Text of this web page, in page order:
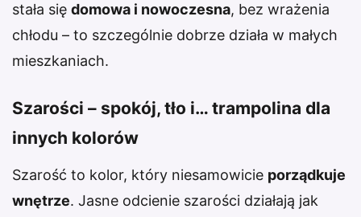
stała się domowa i nowoczesna, bez wrażenia
chłodu – to szczególnie dobrze działa w małych
mieszkaniach.
Szarości – spokój, tło i… trampolina dla
innych kolorów
Szarość to kolor, który niesamowicie porządkuje
wnętrze. Jasne odcienie szarości działają jak